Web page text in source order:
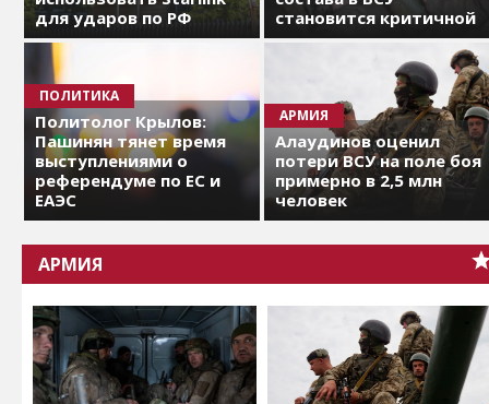
для ударов по РФ
становится критичной
ПОЛИТИКА
Политолог Крылов:
Пашинян тянет время
выступлениями о
референдуме по ЕС и
ЕАЭС
АРМИЯ
Алаудинов оценил
потери ВСУ на поле боя
примерно в 2,5 млн
человек
АРМИЯ